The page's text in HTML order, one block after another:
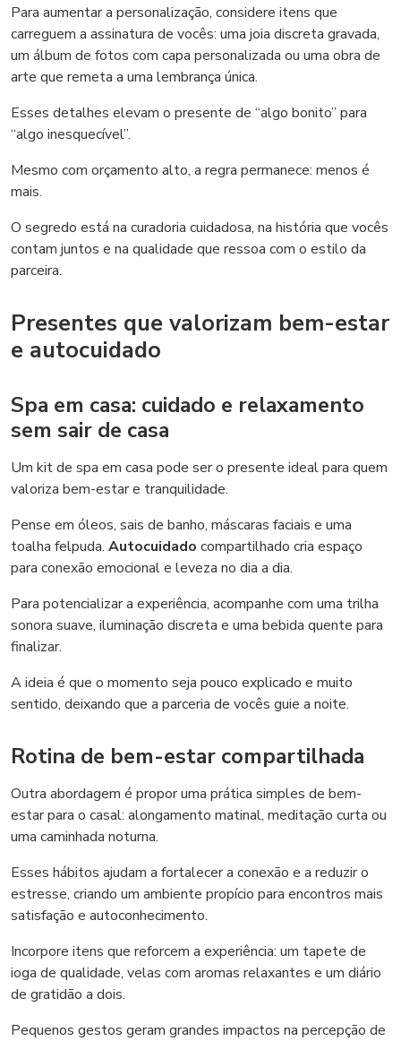
Para aumentar a personalização, considere itens que
carreguem a assinatura de vocês: uma joia discreta gravada,
um álbum de fotos com capa personalizada ou uma obra de
arte que remeta a uma lembrança única.
Esses detalhes elevam o presente de “algo bonito” para
“algo inesquecível”.
Mesmo com orçamento alto, a regra permanece: menos é
mais.
O segredo está na curadoria cuidadosa, na história que vocês
contam juntos e na qualidade que ressoa com o estilo da
parceira.
Presentes que valorizam bem-estar
e autocuidado
Spa em casa: cuidado e relaxamento
sem sair de casa
Um kit de spa em casa pode ser o presente ideal para quem
valoriza bem-estar e tranquilidade.
Pense em óleos, sais de banho, máscaras faciais e uma
toalha felpuda. Autocuidado compartilhado cria espaço
para conexão emocional e leveza no dia a dia.
Para potencializar a experiência, acompanhe com uma trilha
sonora suave, iluminação discreta e uma bebida quente para
finalizar.
A ideia é que o momento seja pouco explicado e muito
sentido, deixando que a parceria de vocês guie a noite.
Rotina de bem-estar compartilhada
Outra abordagem é propor uma prática simples de bem-
estar para o casal: alongamento matinal, meditação curta ou
uma caminhada noturna.
Esses hábitos ajudam a fortalecer a conexão e a reduzir o
estresse, criando um ambiente propício para encontros mais
satisfação e autoconhecimento.
Incorpore itens que reforcem a experiência: um tapete de
ioga de qualidade, velas com aromas relaxantes e um diário
de gratidão a dois.
Pequenos gestos geram grandes impactos na percepção de